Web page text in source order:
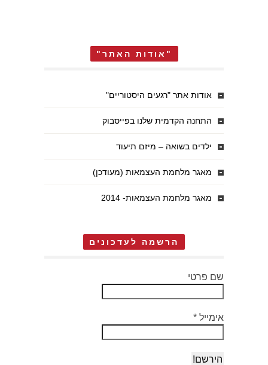
"אודות האתר"
אודות אתר "רגעים היסטוריים"
התחנה הקדמית שלנו בפייסבוק
ילדים בשואה – מיזם תיעוד
מאגר מלחמת העצמאות (מעודכן)
מאגר מלחמת העצמאות- 2014
הרשמה לעדכונים
שם פרטי
אימייל *